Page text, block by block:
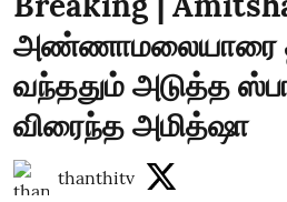
அண்ணாமலையாரை
வந்ததும் அடுத்த
விரைந்த அமித்ஷா
thanthitv